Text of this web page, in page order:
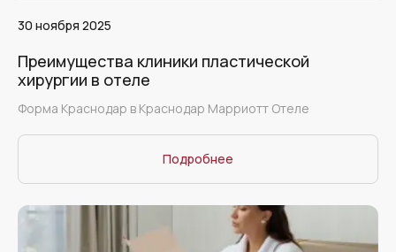
30 ноября 2025
Преимущества клиники пластической
хирургии в отеле
Форма Краснодар в Краснодар Марриотт Отеле
Подробнее